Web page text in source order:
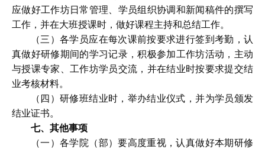
应做好工作坊日常管理、学员组织协调和新闻稿件的撰写
工作，并在大班授课时，做好课程主持和总结工作。
（三）各学员应在每次课前按要求进行签到考勤，认
真做好研修期间的学习记录，积极参加工作坊活动，主动
与授课专家、工作坊学员交流，并在结业时按要求提交结
业考核材料。
（四）研修班结业时，举办结业仪式，并为学员颁发
结业证书。
七、其他事项
（一）各学院（部）要高度重视，认真做好本期研修